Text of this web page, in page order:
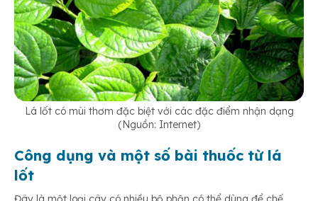
Điều trị viêm xoang
Lá lốt có mùi thơm đặc biệt với các đặc điểm nhận dạng
(Nguồn: Internet)
Công dụng và một số bài thuốc từ lá
lốt